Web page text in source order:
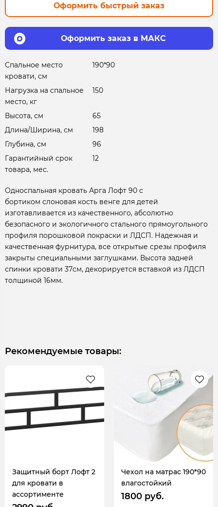
Оформить быстрый заказ
Оформить заказ в МАКС
Спальное место
кровати, см
190*90
Нагрузка на спальное
место, кг
150
Высота, см
65
Длина/Ширина, см
198
Глубина, см
96
Гарантийный срок
товара, мес.
12
Односпальная кровать Арга Лофт 90 с
бортиком слоновая кость венге для детей
изготавливается из качественного, абсолютно
безопасного и экологичного стального прямоугольного
профиля порошковой покраски и ЛДСП. Надежная и
качественная фурнитура, все открытые срезы профиля
закрыты специальными заглушками. Высота задней
спинки кровати 37см, декорируется вставкой из ЛДСП
толщиной 16мм.
Рекомендуемые товары:
Защитный борт Лофт 2
для кровати в
ассортименте
Чехол на матрас 190*90
влагостойкий
1800 руб.